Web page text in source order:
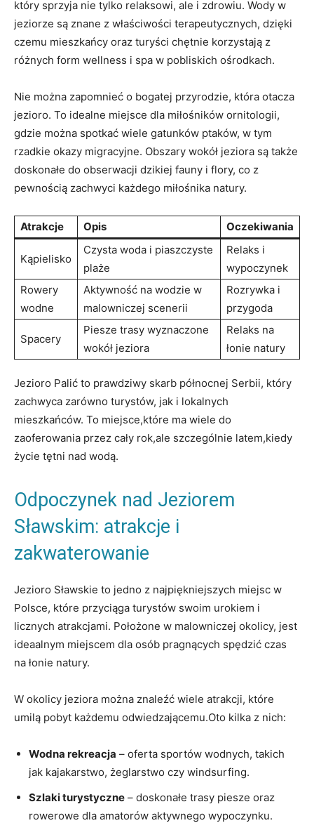
który sprzyja ⁣nie⁢ tylko relaksowi, ale​ i zdrowiu. ⁢Wody w
jeziorze⁣ są znane z właściwości terapeutycznych, dzięki
czemu mieszkańcy oraz‌ turyści chętnie⁢ korzystają ⁣z
różnych form wellness i⁣ spa ​w ⁣pobliskich ośrodkach.
Nie można zapomnieć o bogatej przyrodzie, która otacza
jezioro. To idealne miejsce ‌dla miłośników ornitologii,
gdzie ⁤można spotkać⁣ wiele gatunków ptaków, w tym⁤
rzadkie okazy migracyjne. Obszary‌ wokół jeziora są także⁢
doskonałe ‍do obserwacji dzikiej fauny i‌ flory, co z
pewnością‌ zachwyci każdego miłośnika natury.
Atrakcje Opis Oczekiwania
Kąpielisko
Czysta woda i piaszczyste
‍plaże
Relaks i
wypoczynek
Rowery
wodne
Aktywność⁢ na wodzie w
malowniczej scenerii
Rozrywka i​
przygoda
Spacery
Piesze trasy wyznaczone
wokół jeziora
Relaks na
łonie natury
Jezioro Palić ​to prawdziwy skarb północnej Serbii, który
zachwyca zarówno⁢ turystów, jak i lokalnych
mieszkańców. To ⁣miejsce,które ma wiele do
⁣zaoferowania przez⁤ cały rok,ale szczególnie latem,kiedy
życie tętni ⁢nad wodą.
Odpoczynek nad Jeziorem⁢
Sławskim:⁢ atrakcje i
‌zakwaterowanie
Jezioro Sławskie to jedno ‍z najpiękniejszych miejsc w
Polsce,​ które ‌przyciąga turystów ⁤swoim urokiem ​i
licznych atrakcjami. Położone w malowniczej okolicy, ‌jest
ideaalnym miejscem dla osób pragnących spędzić czas
na łonie natury.
W okolicy jeziora ⁤można znaleźć wiele atrakcji,‍ które
⁤umilą pobyt ‍każdemu odwiedzającemu.Oto kilka z ‌nich:
Wodna rekreacja – oferta​ sportów wodnych, takich
jak ⁤kajakarstwo, żeglarstwo czy windsurfing.
Szlaki turystyczne – doskonałe trasy piesze oraz
rowerowe dla amatorów aktywnego wypoczynku.